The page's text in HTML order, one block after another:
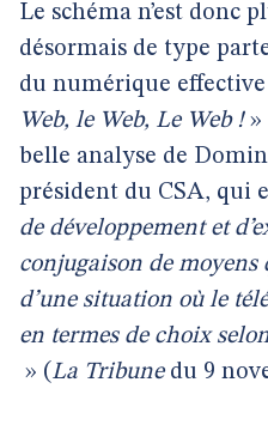
Le schéma n’est donc
désormais de type
du numérique
Web, le Web, Le Web !»
belle analyse de
président du CSA, qui
de développement et
conjugaison de
d’une situation où le
en termes de choix
» (La Tribunedu 9